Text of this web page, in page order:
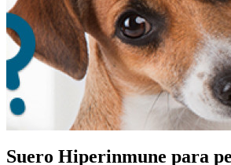
Suero Hiperinmune para